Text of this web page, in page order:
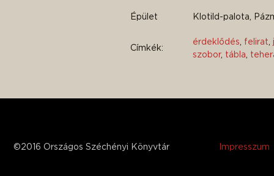
Épület Klotild-palota,
Címkék:
érdeklődés, felirat,
szobor, tábla,
©2016 Országos Széchényi Könyvtár Impresszum